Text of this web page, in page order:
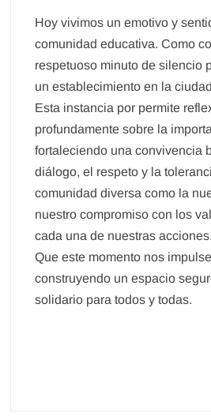
Hoy vivimos un emotivo y
comunidad educativa. Como
respetuoso minuto de silencio
un establecimiento en la
Esta instancia por permite
profundamente sobre la
fortaleciendo una convivencia
diálogo, el respeto y la
comunidad diversa como la
nuestro compromiso con los
cada una de nuestras acciones.
Que este momento nos
construyendo un espacio
solidario para todos y todas.